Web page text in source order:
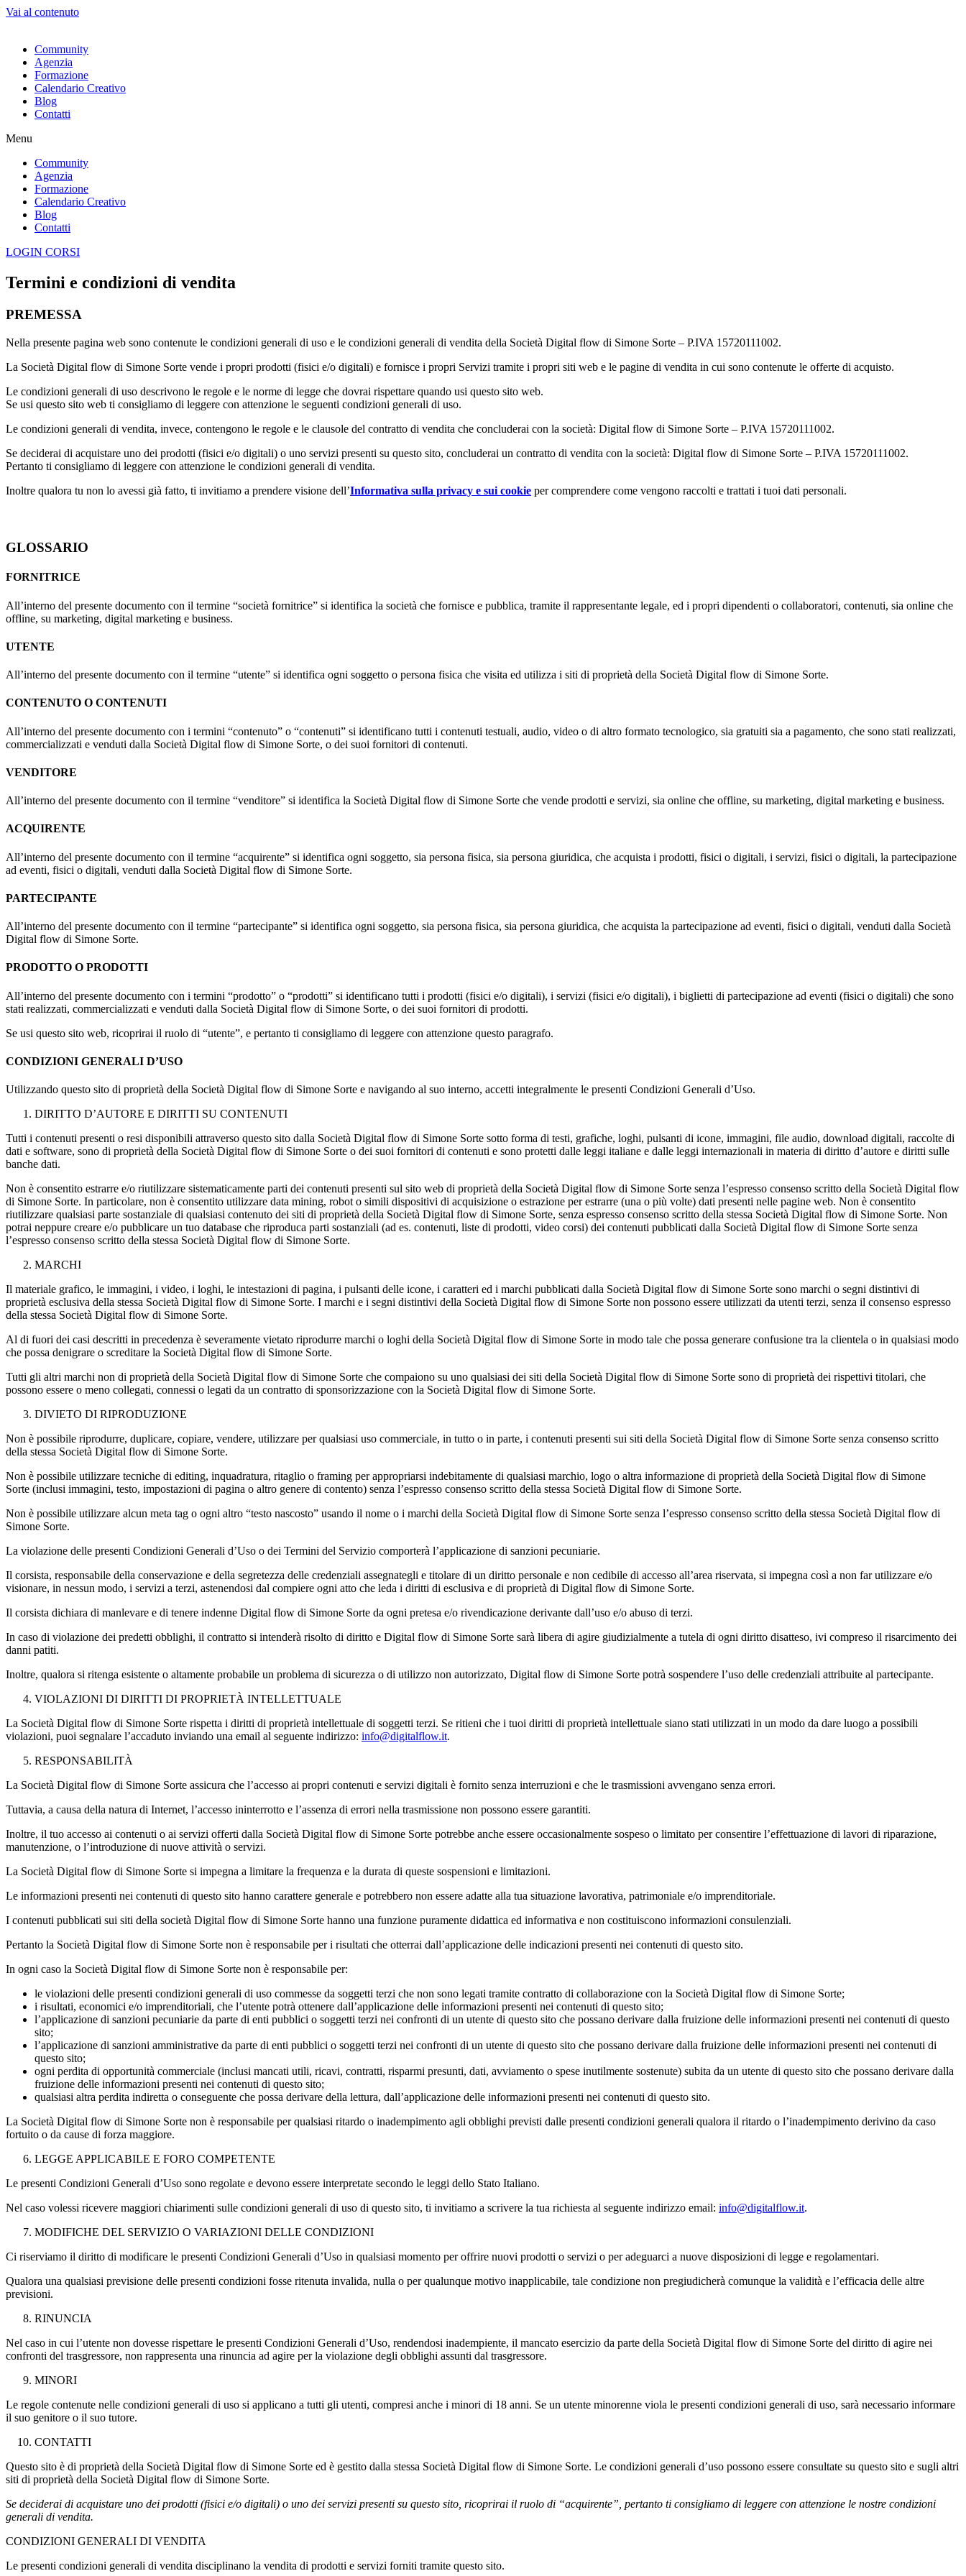
Vai al contenuto
Community
Agenzia
Formazione
Calendario Creativo
Blog
Contatti
Menu
Community
Agenzia
Formazione
Calendario Creativo
Blog
Contatti
LOGIN CORSI
Termini e condizioni di vendita
PREMESSA
Nella presente pagina web sono contenute le condizioni generali di uso e le condizioni generali di vendita della Società Digital flow di Simone Sorte – P.IVA 15720111002.
La Società Digital flow di Simone Sorte vende i propri prodotti (fisici e/o digitali) e fornisce i propri Servizi tramite i propri siti web e le pagine di vendita in cui sono contenute le offerte di acquisto.
Le condizioni generali di uso descrivono le regole e le norme di legge che dovrai rispettare quando usi questo sito web.
Se usi questo sito web ti consigliamo di leggere con attenzione le seguenti condizioni generali di uso.
Le condizioni generali di vendita, invece, contengono le regole e le clausole del contratto di vendita che concluderai con la società: Digital flow di Simone Sorte – P.IVA 15720111002.
Se deciderai di acquistare uno dei prodotti (fisici e/o digitali) o uno servizi presenti su questo sito, concluderai un contratto di vendita con la società: Digital flow di Simone Sorte – P.IVA 15720111002.
Pertanto ti consigliamo di leggere con attenzione le condizioni generali di vendita.
Inoltre qualora tu non lo avessi già fatto, ti invitiamo a prendere visione dell’Informativa sulla privacy e sui cookie per comprendere come vengono raccolti e trattati i tuoi dati personali.
GLOSSARIO
FORNITRICE
All’interno del presente documento con il termine “società fornitrice” si identifica la società che fornisce e pubblica, tramite il rappresentante legale, ed i propri dipendenti o collaboratori, contenuti, sia online che
offline, su marketing, digital marketing e business.
UTENTE
All’interno del presente documento con il termine “utente” si identifica ogni soggetto o persona fisica che visita ed utilizza i siti di proprietà della Società Digital flow di Simone Sorte.
CONTENUTO O CONTENUTI
All’interno del presente documento con i termini “contenuto” o “contenuti” si identificano tutti i contenuti testuali, audio, video o di altro formato tecnologico, sia gratuiti sia a pagamento, che sono stati realizzati,
commercializzati e venduti dalla Società Digital flow di Simone Sorte, o dei suoi fornitori di contenuti.
VENDITORE
All’interno del presente documento con il termine “venditore” si identifica la Società Digital flow di Simone Sorte che vende prodotti e servizi, sia online che offline, su marketing, digital marketing e business.
ACQUIRENTE
All’interno del presente documento con il termine “acquirente” si identifica ogni soggetto, sia persona fisica, sia persona giuridica, che acquista i prodotti, fisici o digitali, i servizi, fisici o digitali, la partecipazione
ad eventi, fisici o digitali, venduti dalla Società Digital flow di Simone Sorte.
PARTECIPANTE
All’interno del presente documento con il termine “partecipante” si identifica ogni soggetto, sia persona fisica, sia persona giuridica, che acquista la partecipazione ad eventi, fisici o digitali, venduti dalla Società
Digital flow di Simone Sorte.
PRODOTTO O PRODOTTI
All’interno del presente documento con i termini “prodotto” o “prodotti” si identificano tutti i prodotti (fisici e/o digitali), i servizi (fisici e/o digitali), i biglietti di partecipazione ad eventi (fisici o digitali) che sono
stati realizzati, commercializzati e venduti dalla Società Digital flow di Simone Sorte, o dei suoi fornitori di prodotti.
Se usi questo sito web, ricoprirai il ruolo di “utente”, e pertanto ti consigliamo di leggere con attenzione questo paragrafo.
CONDIZIONI GENERALI D’USO
Utilizzando questo sito di proprietà della Società Digital flow di Simone Sorte e navigando al suo interno, accetti integralmente le presenti Condizioni Generali d’Uso.
DIRITTO D’AUTORE E DIRITTI SU CONTENUTI
Tutti i contenuti presenti o resi disponibili attraverso questo sito dalla Società Digital flow di Simone Sorte sotto forma di testi, grafiche, loghi, pulsanti di icone, immagini, file audio, download digitali, raccolte di
dati e software, sono di proprietà della Società Digital flow di Simone Sorte o dei suoi fornitori di contenuti e sono protetti dalle leggi italiane e dalle leggi internazionali in materia di diritto d’autore e diritti sulle
banche dati.
Non è consentito estrarre e/o riutilizzare sistematicamente parti dei contenuti presenti sul sito web di proprietà della Società Digital flow di Simone Sorte senza l’espresso consenso scritto della Società Digital flow
di Simone Sorte. In particolare, non è consentito utilizzare data mining, robot o simili dispositivi di acquisizione o estrazione per estrarre (una o più volte) dati presenti nelle pagine web. Non è consentito
riutilizzare qualsiasi parte sostanziale di qualsiasi contenuto dei siti di proprietà della Società Digital flow di Simone Sorte, senza espresso consenso scritto della stessa Società Digital flow di Simone Sorte. Non
potrai neppure creare e/o pubblicare un tuo database che riproduca parti sostanziali (ad es. contenuti, liste di prodotti, video corsi) dei contenuti pubblicati dalla Società Digital flow di Simone Sorte senza
l’espresso consenso scritto della stessa Società Digital flow di Simone Sorte.
MARCHI
Il materiale grafico, le immagini, i video, i loghi, le intestazioni di pagina, i pulsanti delle icone, i caratteri ed i marchi pubblicati dalla Società Digital flow di Simone Sorte sono marchi o segni distintivi di
proprietà esclusiva della stessa Società Digital flow di Simone Sorte. I marchi e i segni distintivi della Società Digital flow di Simone Sorte non possono essere utilizzati da utenti terzi, senza il consenso espresso
della stessa Società Digital flow di Simone Sorte.
Al di fuori dei casi descritti in precedenza è severamente vietato riprodurre marchi o loghi della Società Digital flow di Simone Sorte in modo tale che possa generare confusione tra la clientela o in qualsiasi modo
che possa denigrare o screditare la Società Digital flow di Simone Sorte.
Tutti gli altri marchi non di proprietà della Società Digital flow di Simone Sorte che compaiono su uno qualsiasi dei siti della Società Digital flow di Simone Sorte sono di proprietà dei rispettivi titolari, che
possono essere o meno collegati, connessi o legati da un contratto di sponsorizzazione con la Società Digital flow di Simone Sorte.
DIVIETO DI RIPRODUZIONE
Non è possibile riprodurre, duplicare, copiare, vendere, utilizzare per qualsiasi uso commerciale, in tutto o in parte, i contenuti presenti sui siti della Società Digital flow di Simone Sorte senza consenso scritto
della stessa Società Digital flow di Simone Sorte.
Non è possibile utilizzare tecniche di editing, inquadratura, ritaglio o framing per appropriarsi indebitamente di qualsiasi marchio, logo o altra informazione di proprietà della Società Digital flow di Simone
Sorte (inclusi immagini, testo, impostazioni di pagina o altro genere di contento) senza l’espresso consenso scritto della stessa Società Digital flow di Simone Sorte.
Non è possibile utilizzare alcun meta tag o ogni altro “testo nascosto” usando il nome o i marchi della Società Digital flow di Simone Sorte senza l’espresso consenso scritto della stessa Società Digital flow di
Simone Sorte.
La violazione delle presenti Condizioni Generali d’Uso o dei Termini del Servizio comporterà l’applicazione di sanzioni pecuniarie.
Il corsista, responsabile della conservazione e della segretezza delle credenziali assegnategli e titolare di un diritto personale e non cedibile di accesso all’area riservata, si impegna così a non far utilizzare e/o
visionare, in nessun modo, i servizi a terzi, astenendosi dal compiere ogni atto che leda i diritti di esclusiva e di proprietà di Digital flow di Simone Sorte.
Il corsista dichiara di manlevare e di tenere indenne Digital flow di Simone Sorte da ogni pretesa e/o rivendicazione derivante dall’uso e/o abuso di terzi.
In caso di violazione dei predetti obblighi, il contratto si intenderà risolto di diritto e Digital flow di Simone Sorte sarà libera di agire giudizialmente a tutela di ogni diritto disatteso, ivi compreso il risarcimento dei
danni patiti.
Inoltre, qualora si ritenga esistente o altamente probabile un problema di sicurezza o di utilizzo non autorizzato, Digital flow di Simone Sorte potrà sospendere l’uso delle credenziali attribuite al partecipante.
VIOLAZIONI DI DIRITTI DI PROPRIETÀ INTELLETTUALE
La Società Digital flow di Simone Sorte rispetta i diritti di proprietà intellettuale di soggetti terzi. Se ritieni che i tuoi diritti di proprietà intellettuale siano stati utilizzati in un modo da dare luogo a possibili
violazioni, puoi segnalare l’accaduto inviando una email al seguente indirizzo: info@digitalflow.it.
RESPONSABILITÀ
La Società Digital flow di Simone Sorte assicura che l’accesso ai propri contenuti e servizi digitali è fornito senza interruzioni e che le trasmissioni avvengano senza errori.
Tuttavia, a causa della natura di Internet, l’accesso ininterrotto e l’assenza di errori nella trasmissione non possono essere garantiti.
Inoltre, il tuo accesso ai contenuti o ai servizi offerti dalla Società Digital flow di Simone Sorte potrebbe anche essere occasionalmente sospeso o limitato per consentire l’effettuazione di lavori di riparazione,
manutenzione, o l’introduzione di nuove attività o servizi.
La Società Digital flow di Simone Sorte si impegna a limitare la frequenza e la durata di queste sospensioni e limitazioni.
Le informazioni presenti nei contenuti di questo sito hanno carattere generale e potrebbero non essere adatte alla tua situazione lavorativa, patrimoniale e/o imprenditoriale.
I contenuti pubblicati sui siti della società Digital flow di Simone Sorte hanno una funzione puramente didattica ed informativa e non costituiscono informazioni consulenziali.
Pertanto la Società Digital flow di Simone Sorte non è responsabile per i risultati che otterrai dall’applicazione delle indicazioni presenti nei contenuti di questo sito.
In ogni caso la Società Digital flow di Simone Sorte non è responsabile per:
le violazioni delle presenti condizioni generali di uso commesse da soggetti terzi che non sono legati tramite contratto di collaborazione con la Società Digital flow di Simone Sorte;
i risultati, economici e/o imprenditoriali, che l’utente potrà ottenere dall’applicazione delle informazioni presenti nei contenuti di questo sito;
l’applicazione di sanzioni pecuniarie da parte di enti pubblici o soggetti terzi nei confronti di un utente di questo sito che possano derivare dalla fruizione delle informazioni presenti nei contenuti di questo
sito;
l’applicazione di sanzioni amministrative da parte di enti pubblici o soggetti terzi nei confronti di un utente di questo sito che possano derivare dalla fruizione delle informazioni presenti nei contenuti di
questo sito;
ogni perdita di opportunità commerciale (inclusi mancati utili, ricavi, contratti, risparmi presunti, dati, avviamento o spese inutilmente sostenute) subita da un utente di questo sito che possano derivare dalla
fruizione delle informazioni presenti nei contenuti di questo sito;
qualsiasi altra perdita indiretta o conseguente che possa derivare della lettura, dall’applicazione delle informazioni presenti nei contenuti di questo sito.
La Società Digital flow di Simone Sorte non è responsabile per qualsiasi ritardo o inadempimento agli obblighi previsti dalle presenti condizioni generali qualora il ritardo o l’inadempimento derivino da caso
fortuito o da cause di forza maggiore.
LEGGE APPLICABILE E FORO COMPETENTE
Le presenti Condizioni Generali d’Uso sono regolate e devono essere interpretate secondo le leggi dello Stato Italiano.
Nel caso volessi ricevere maggiori chiarimenti sulle condizioni generali di uso di questo sito, ti invitiamo a scrivere la tua richiesta al seguente indirizzo email: info@digitalflow.it.
MODIFICHE DEL SERVIZIO O VARIAZIONI DELLE CONDIZIONI
Ci riserviamo il diritto di modificare le presenti Condizioni Generali d’Uso in qualsiasi momento per offrire nuovi prodotti o servizi o per adeguarci a nuove disposizioni di legge e regolamentari.
Qualora una qualsiasi previsione delle presenti condizioni fosse ritenuta invalida, nulla o per qualunque motivo inapplicabile, tale condizione non pregiudicherà comunque la validità e l’efficacia delle altre
previsioni.
RINUNCIA
Nel caso in cui l’utente non dovesse rispettare le presenti Condizioni Generali d’Uso, rendendosi inadempiente, il mancato esercizio da parte della Società Digital flow di Simone Sorte del diritto di agire nei
confronti del trasgressore, non rappresenta una rinuncia ad agire per la violazione degli obblighi assunti dal trasgressore.
MINORI
Le regole contenute nelle condizioni generali di uso si applicano a tutti gli utenti, compresi anche i minori di 18 anni. Se un utente minorenne viola le presenti condizioni generali di uso, sarà necessario informare
il suo genitore o il suo tutore.
CONTATTI
Questo sito è di proprietà della Società Digital flow di Simone Sorte ed è gestito dalla stessa Società Digital flow di Simone Sorte. Le condizioni generali d’uso possono essere consultate su questo sito e sugli altri
siti di proprietà della Società Digital flow di Simone Sorte.
Se deciderai di acquistare uno dei prodotti (fisici e/o digitali) o uno dei servizi presenti su questo sito, ricoprirai il ruolo di “acquirente”, pertanto ti consigliamo di leggere con attenzione le nostre condizioni
generali di vendita.
CONDIZIONI GENERALI DI VENDITA
Le presenti condizioni generali di vendita disciplinano la vendita di prodotti e servizi forniti tramite questo sito.